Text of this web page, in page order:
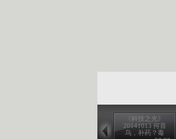
《科技之光》
20141013 何首
乌，补药？毒